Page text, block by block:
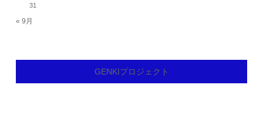
31
« 9月
GENKIプロジェクト